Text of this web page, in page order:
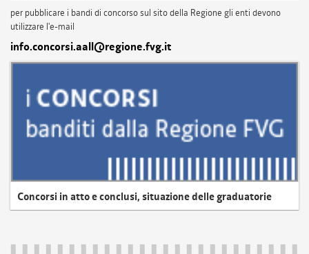
per pubblicare i bandi di concorso sul sito della Regione gli enti devono
utilizzare l'e-mail
info.concorsi.aall@regione.fvg.it
Concorsi in atto e conclusi, situazione delle graduatorie